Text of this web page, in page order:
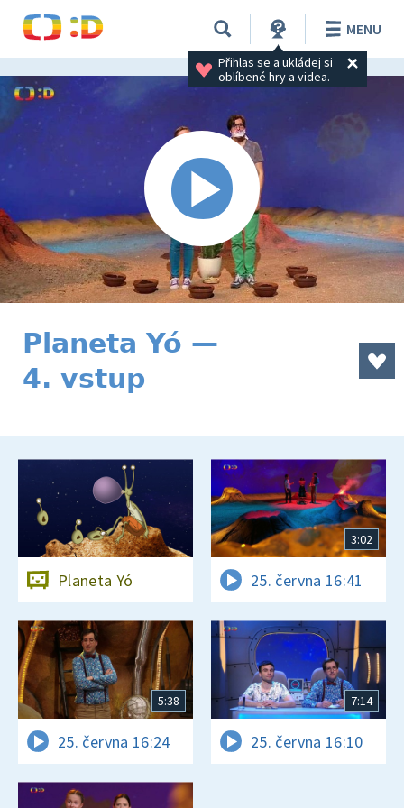
Přihlas se a ukládej si
oblíbené hry a videa.
MENU
Planeta Yó —
4. vstup
Planeta Yó
3:02
25. června 16:41
5:38
25. června 16:24
7:14
25. června 16:10